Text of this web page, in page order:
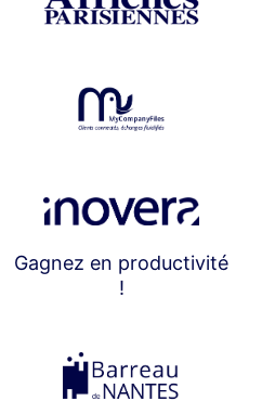
Gagnez en productivité
!